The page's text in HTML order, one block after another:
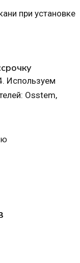
при установке
Используем
Osstem,